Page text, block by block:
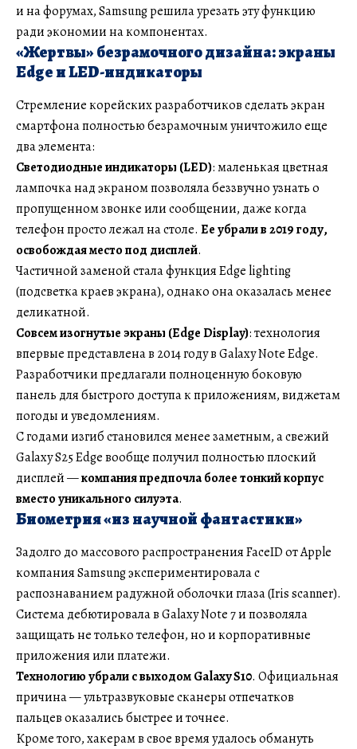
и на форумах, Samsung решила урезать эту функцию
ради экономии на компонентах.
«Жертвы» безрамочного дизайна: экраны
Edge и LED-индикаторы
Стремление корейских разработчиков сделать экран
смартфона полностью безрамочным уничтожило еще
два элемента:
Светодиодные индикаторы (LED): маленькая цветная
лампочка над экраном позволяла беззвучно узнать о
пропущенном звонке или сообщении, даже когда
телефон просто лежал на столе. Ее убрали в 2019 году,
освобождая место под дисплей.
Частичной заменой стала функция Edge lighting
(подсветка краев экрана), однако она оказалась менее
деликатной.
Совсем изогнутые экраны (Edge Display): технология
впервые представлена в 2014 году в Galaxy Note Edge.
Разработчики предлагали полноценную боковую
панель для быстрого доступа к приложениям, виджетам
погоды и уведомлениям.
С годами изгиб становился менее заметным, а свежий
Galaxy S25 Edge вообще получил полностью плоский
дисплей —компания предпочла более тонкий корпус
вместо уникального силуэта.
Биометрия «из научной фантастики»
Задолго до массового распространения FaceID от Apple
компания Samsung экспериментировала с
распознаванием радужной оболочки глаза (Iris scanner).
Система дебютировала в Galaxy Note 7 и позволяла
защищать не только телефон, но и корпоративные
приложения или платежи.
Технологию убрали с выходом Galaxy S10. Официальная
причина — ультразвуковые сканеры отпечатков
пальцев оказались быстрее и точнее.
Кроме того, хакерам в свое время удалось обмануть